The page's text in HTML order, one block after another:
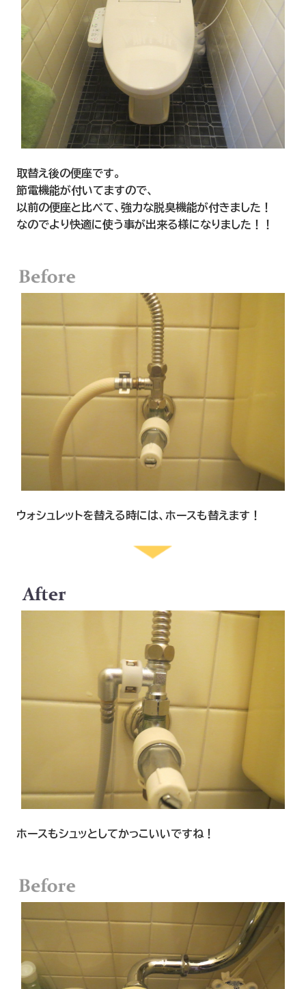
取替え後の便座です。
節電機能が付いてますので、
以前の便座と比べて、強力な脱臭機能が付きました！
なのでより快適に使う事が出来る様になりました！！
ウォシュレットを替える時には、ホースも替えます！
ホースもシュッとしてかっこいいですね！